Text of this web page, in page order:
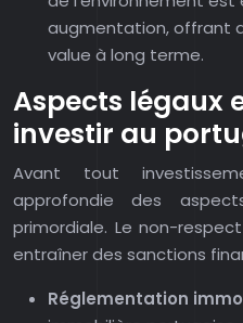
augmentation, offrant
value à long terme.
Aspects légaux
investir au
Avant tout
approfondie des
primordiale. Le non-
entraîner des sanctions
Réglementation